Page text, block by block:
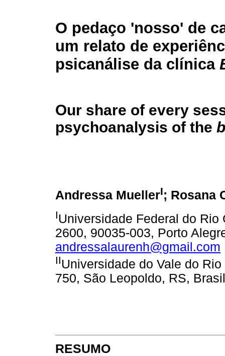
O pedaço 'nosso' de
um relato de
psicanálise da clínica
Our share of every
psychoanalysis of the
Andressa MuellerI; Rosana
IUniversidade Federal do
2600, 90035-003, Porto
andressalaurenh@gmail.com
IIUniversidade do Vale do
750, São Leopoldo, RS,
RESUMO